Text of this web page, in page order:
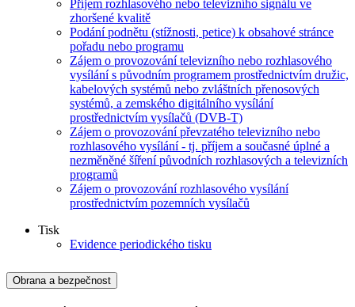
Příjem rozhlasového nebo televizního signálu ve
zhoršené kvalitě
Podání podnětu (stížnosti, petice) k obsahové stránce
pořadu nebo programu
Zájem o provozování televizního nebo rozhlasového
vysílání s původním programem prostřednictvím družic,
kabelových systémů nebo zvláštních přenosových
systémů, a zemského digitálního vysílání
prostřednictvím vysílačů (DVB-T)
Zájem o provozování převzatého televizního nebo
rozhlasového vysílání - tj. příjem a současné úplné a
nezměněné šíření původních rozhlasových a televizních
programů
Zájem o provozování rozhlasového vysílání
prostřednictvím pozemních vysílačů
Tisk
Evidence periodického tisku
Obrana a bezpečnost